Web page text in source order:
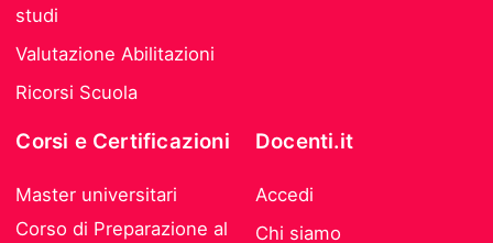
studi
Valutazione Abilitazioni
Ricorsi Scuola
Corsi e Certificazioni
Master universitari
Corso di Preparazione al
Docenti.it
Accedi
Chi siamo